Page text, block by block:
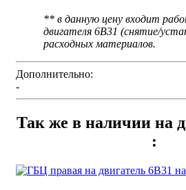
** в данную цену входит
двигателя 6B31 (снятие/
расходных материалов.
Дополнительно:
-
Так же в наличии на
: